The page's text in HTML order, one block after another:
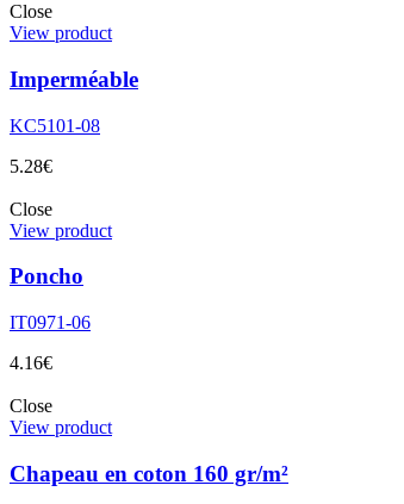
Close
View product
Imperméable
KC5101-08
5.28€
Close
View product
Poncho
IT0971-06
4.16€
Close
View product
Chapeau en coton 160 gr/m²